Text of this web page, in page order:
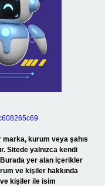
kurum veya şahıs
Sitede yalnızca kendi
Burada yer alan içerikler
ve kişiler hakkında
kişiler ile isim